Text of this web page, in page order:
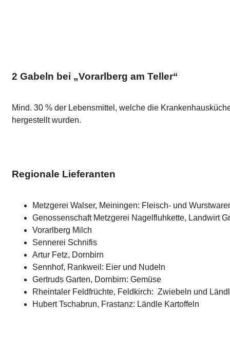
2 Gabeln bei „Vorarlberg am Teller“
Mind. 30 % der Lebensmittel, welche die
hergestellt wurden.
Regionale Lieferanten
Metzgerei Walser, Meiningen: Fleisch- und
Genossenschaft Metzgerei Nagelfluhkette, Landwirt
Vorarlberg Milch
Sennerei Schnifis
Artur Fetz, Dornbirn
Sennhof, Rankweil: Eier und Nudeln
Gertruds Garten, Dornbirn: Gemüse
Rheintaler Feldfrüchte, Feldkirch: Zwiebeln und
Hubert Tschabrun, Frastanz: Ländle Kartoffeln